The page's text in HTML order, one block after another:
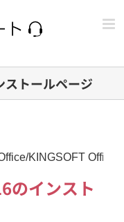
トールページ
KINGSOFT Office
のインスト